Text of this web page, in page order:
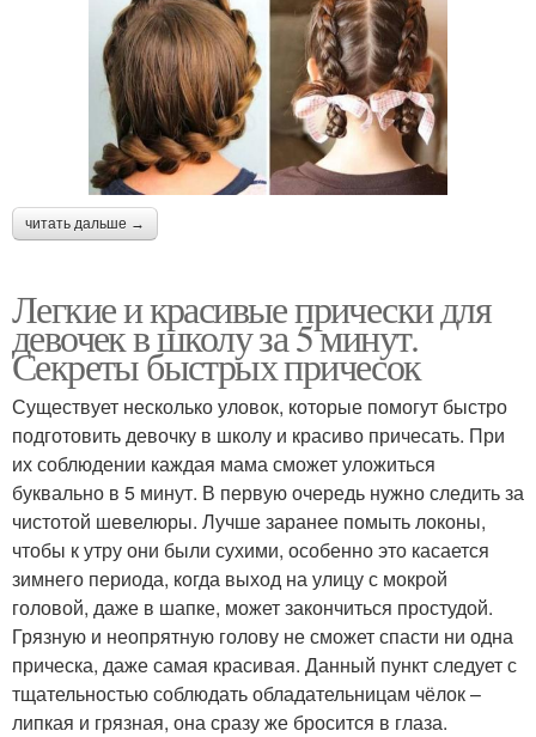
читать дальше →
Легкие и красивые прически для
девочек в школу за 5 минут.
Секреты быстрых причесок
Существует несколько уловок, которые помогут быстро
подготовить девочку в школу и красиво причесать. При
их соблюдении каждая мама сможет уложиться
буквально в 5 минут. В первую очередь нужно следить за
чистотой шевелюры. Лучше заранее помыть локоны,
чтобы к утру они были сухими, особенно это касается
зимнего периода, когда выход на улицу с мокрой
головой, даже в шапке, может закончиться простудой.
Грязную и неопрятную голову не сможет спасти ни одна
прическа, даже самая красивая. Данный пункт следует с
тщательностью соблюдать обладательницам чёлок –
липкая и грязная, она сразу же бросится в глаза.